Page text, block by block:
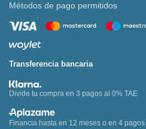
Métodos de pago permitidos
Transferencia bancaria
Divide tu compra en 3 pagos al 0% TAE
Financia hasta en 12 meses o en 4